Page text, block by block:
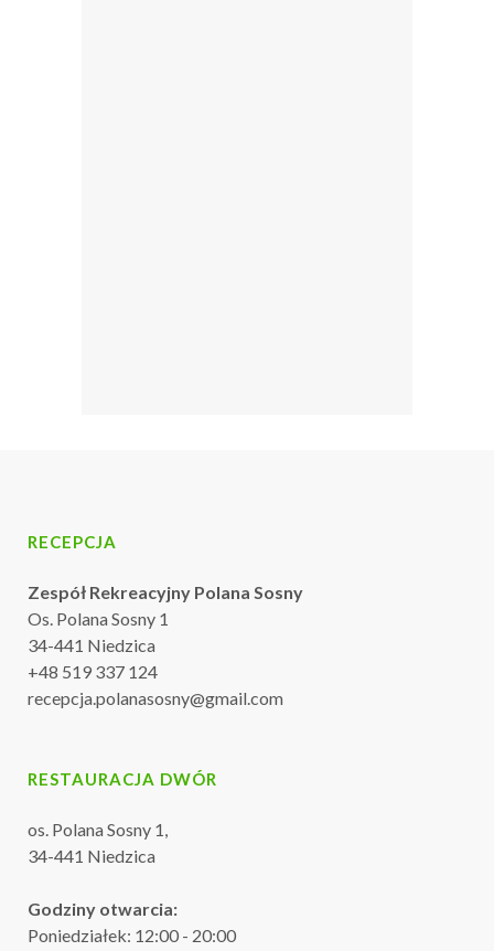
RECEPCJA
Zespół Rekreacyjny Polana Sosny
Os. Polana Sosny 1
34-441 Niedzica
+48 519 337 124
recepcja.polanasosny@gmail.com
RESTAURACJA DWÓR
os. Polana Sosny 1,
34-441 Niedzica
Godziny otwarcia:
Poniedziałek: 12:00 - 20:00